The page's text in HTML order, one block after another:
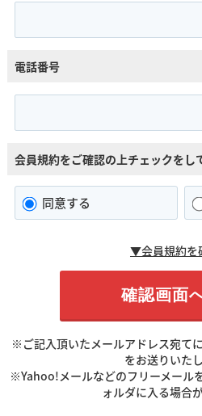
電話番号
会員規約をご確認の上チェックをし
同意する
▼会員規約
※ご記入頂いたメールアドレス宛て
をお送りいたし
※Yahoo!メールなどのフリーメール
ォルダに入る場合